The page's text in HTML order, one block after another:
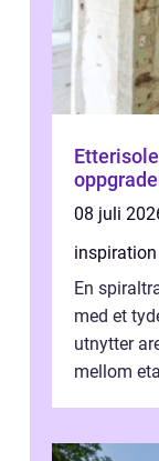
08 juli
inspiration
En
med et
utnytter
mellom